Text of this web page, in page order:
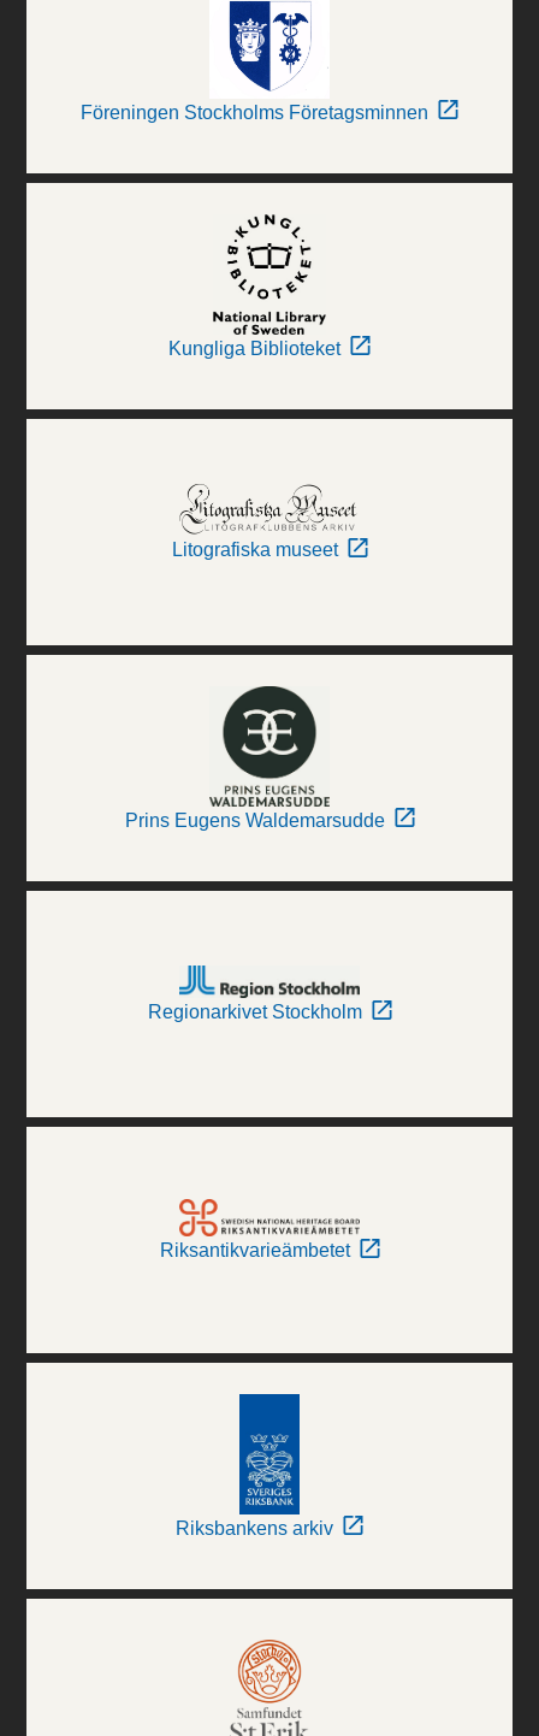
Föreningen Stockholms Företagsminnen
Kungliga Biblioteket
Litografiska museet
Prins Eugens Waldemarsudde
Regionarkivet Stockholm
Riksantikvarieämbetet
Riksbankens arkiv